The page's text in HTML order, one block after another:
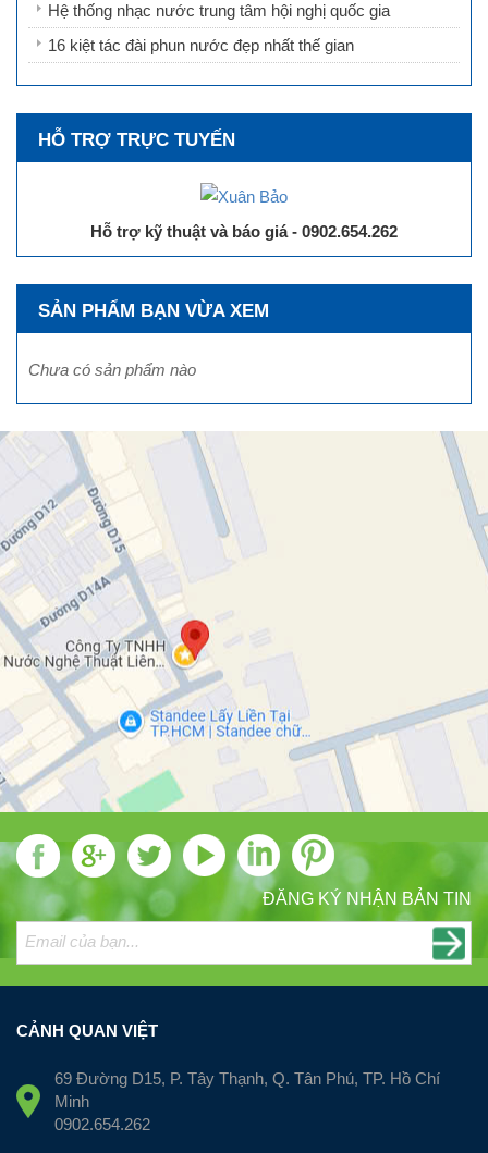
Hệ thống nhạc nước trung tâm hội nghị quốc gia
16 kiệt tác đài phun nước đẹp nhất thế gian
HỖ TRỢ TRỰC TUYẾN
Hỗ trợ kỹ thuật và báo giá - 0902.654.262
SẢN PHẨM BẠN VỪA XEM
Chưa có sản phẩm nào
ĐĂNG KÝ NHẬN BẢN TIN
CẢNH QUAN VIỆT
69 Đường D15, P. Tây Thạnh, Q. Tân Phú, TP. Hồ Chí
Minh
0902.654.262